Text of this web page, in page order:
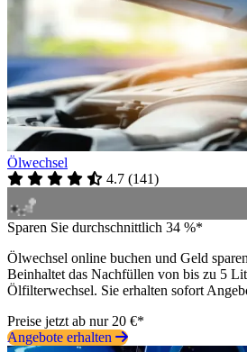
Ölwechsel
4.7 (141)
Sparen Sie durchschnittlich 34 %*
Ölwechsel online buchen und Geld
Beinhaltet das Nachfüllen von bis zu 5
Ölfilterwechsel. Sie erhalten sofort
Preise jetzt ab nur 20 €*
Angebote erhalten